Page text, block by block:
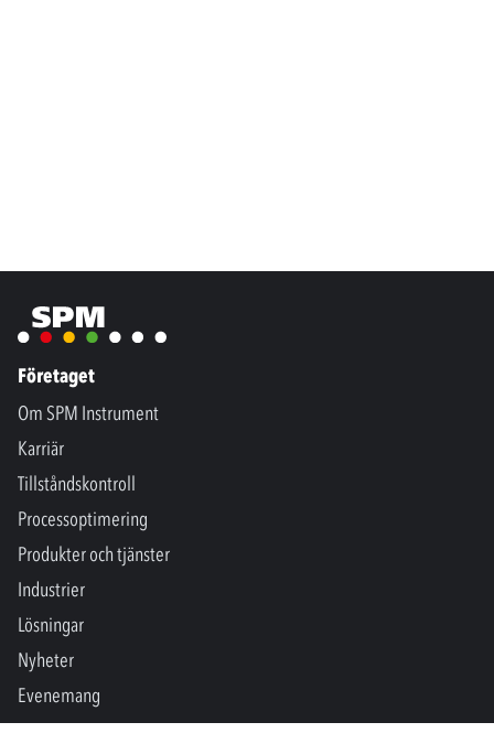
Företaget
Om SPM Instrument
Karriär
Tillståndskontroll
Processoptimering
Produkter och tjänster
Industrier
Lösningar
Nyheter
Evenemang